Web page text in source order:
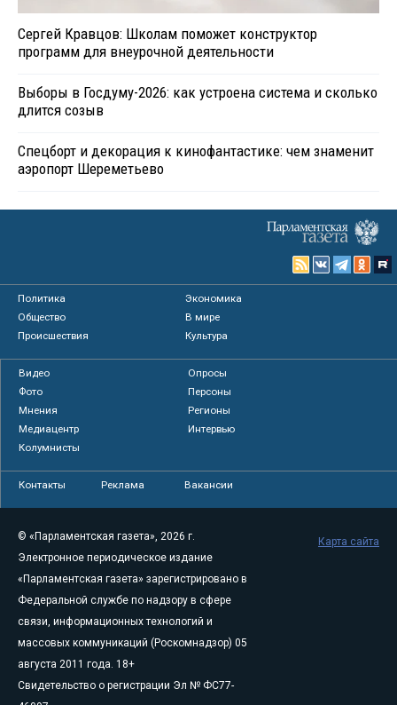
Сергей Кравцов: Школам поможет конструктор
программ для внеурочной деятельности
Выборы в Госдуму-2026: как устроена система и сколько
длится созыв
Спецборт и декорация к кинофантастике: чем знаменит
аэропорт Шереметьево
Политика
Экономика
Общество
В мире
Происшествия
Культура
Видео
Опросы
Фото
Персоны
Мнения
Регионы
Медиацентр
Интервью
Колумнисты
Контакты Реклама Вакансии
© «Парламентская газета», 2026 г.
Электронное периодическое издание
«Парламентская газета» зарегистрировано в
Федеральной службе по надзору в сфере
связи, информационных технологий и
массовых коммуникаций (Роскомнадзор) 05
августа 2011 года. 18+
Свидетельство о регистрации Эл № ФС77-
Карта сайта